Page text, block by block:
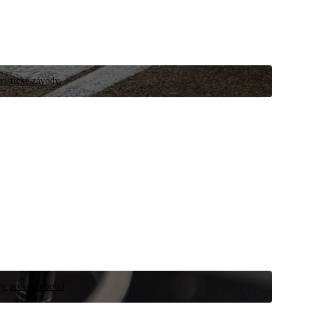
závody.
pro automobil